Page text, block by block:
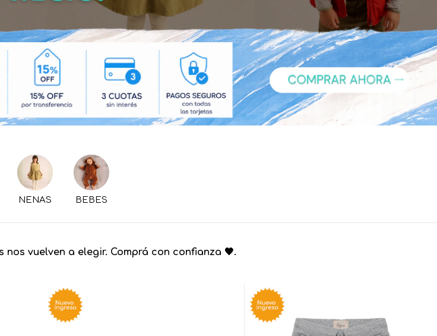
NENAS BEBES
vuelven a elegir. Comprá con confianza 🧡.